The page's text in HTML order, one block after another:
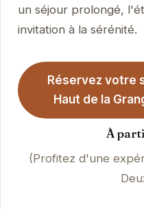
un séjour prolongé,
invitation à la sérénité.
Réservez votre
Haut de la
À
(Profitez d'une